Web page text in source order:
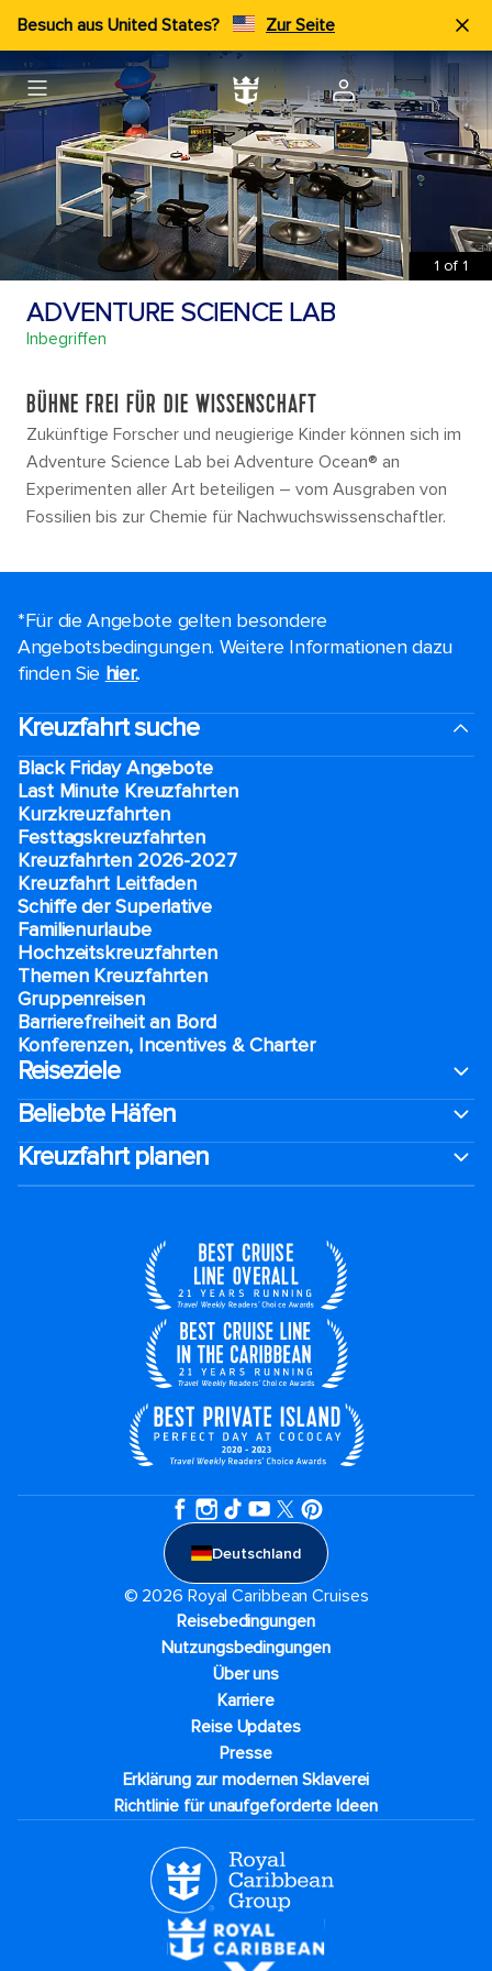
Besuch aus United States? Zur Seite
1 of 1
ADVENTURE SCIENCE LAB
Inbegriffen
BÜHNE FREI FÜR DIE WISSENSCHAFT
Zukünftige Forscher und neugierige Kinder können sich im
Adventure Science Lab bei Adventure Ocean® an
Experimenten aller Art beteiligen – vom Ausgraben von
Fossilien bis zur Chemie für Nachwuchswissenschaftler.
*Für die Angebote gelten besondere
Angebotsbedingungen. Weitere Informationen dazu
finden Sie hier..
Kreuzfahrt suche
Black Friday Angebote
Last Minute Kreuzfahrten
Kurzkreuzfahrten​
Festtagskreuzfahrten​
Kreuzfahrten 2026-2027
Kreuzfahrt Leitfaden
Schiffe der Superlative
Familienurlaube​
Hochzeitskreuzfahrten
Themen Kreuzfahrten
Gruppenreisen
Barrierefreiheit an Bord​
Konferenzen, Incentives & Charter
Reiseziele
Beliebte Häfen
Kreuzfahrt planen
Deutschland
© 2026 Royal Caribbean Cruises
Reisebedingungen
Nutzungsbedingungen
Über uns
Karriere​
Reise Updates​
Presse
Erklärung zur modernen Sklaverei
Richtlinie für unaufgeforderte Ideen